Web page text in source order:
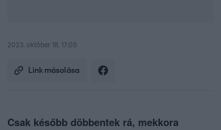
2023. október 18. 17:05
Link másolása
Csak később döbbentek rá, mekkora